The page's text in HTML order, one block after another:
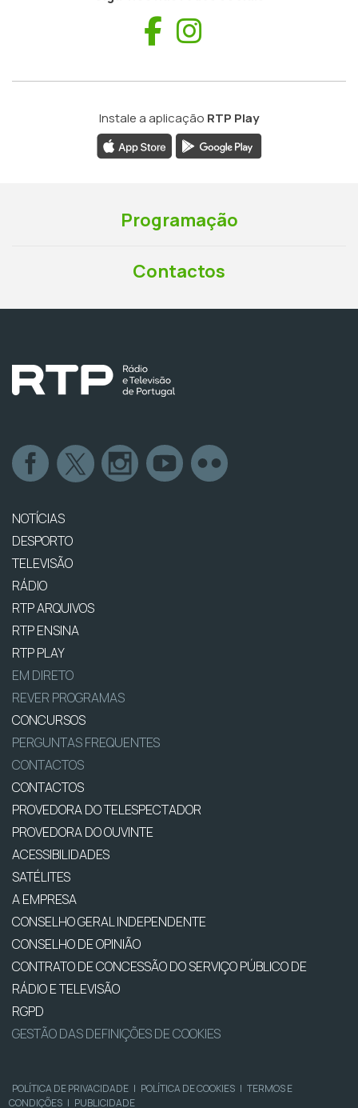
Facebook
Instale a aplicação RTP Play
Programação
Contactos
NOTÍCIAS
DESPORTO
TELEVISÃO
RÁDIO
RTP ARQUIVOS
RTP ENSINA
RTP PLAY
EM DIRETO
REVER PROGRAMAS
CONCURSOS
PERGUNTAS FREQUENTES
CONTACTOS
CONTACTOS
PROVEDORA DO TELESPECTADOR
PROVEDORA DO OUVINTE
ACESSIBILIDADES
SATÉLITES
A EMPRESA
CONSELHO GERAL INDEPENDENTE
CONSELHO DE OPINIÃO
CONTRATO DE CONCESSÃO DO SERVIÇO PÚBLICO DE
RÁDIO E TELEVISÃO
RGPD
GESTÃO DAS DEFINIÇÕES DE COOKIES
POLÍTICA DE PRIVACIDADE | POLÍTICA DE COOKIES | TERMOS E
CONDIÇÕES | PUBLICIDADE